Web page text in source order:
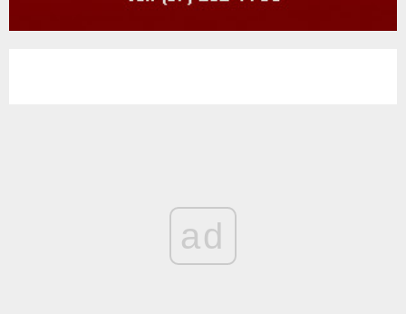
ad